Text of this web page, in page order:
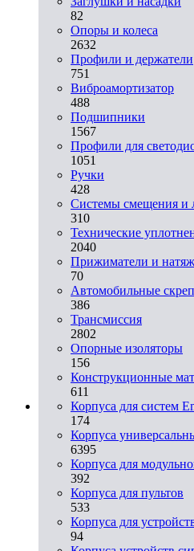
82
Опоры и колеса
2632
Профили и держатели
751
Виброамортизатор
488
Подшипники
1567
Профили для
1051
Ручки
428
Системы смещения и
310
Технические
2040
Прижиматели и
70
Автомобильные
386
Трансмиссия
2802
Опорные изоляторы
156
Конструкционные
611
Корпуса для систем
174
Корпуса
6395
Корпуса для
392
Корпуса для пультов
533
Корпуса для
94